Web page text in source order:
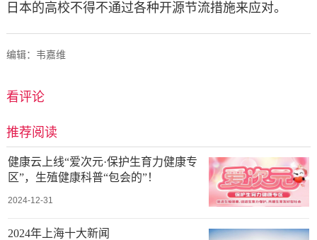
日本的高校不得不通过各种开源节流措施来应对。
编辑：韦嘉维
看评论
推荐阅读
健康云上线“爱次元·保护生育力健康专
区”，生殖健康科普“包会的”！
2024-12-31
2024年上海十大新闻